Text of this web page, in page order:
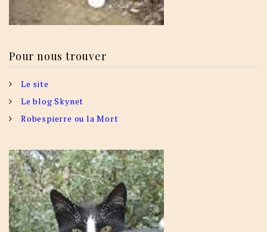
Pour nous trouver
Le site
Le blog Skynet
Robespierre ou la Mort